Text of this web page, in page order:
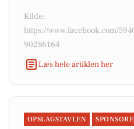
Kilde:
https://www.facebook.com/
90286164
Læs hele artiklen her
OPSLAGSTAVLEN